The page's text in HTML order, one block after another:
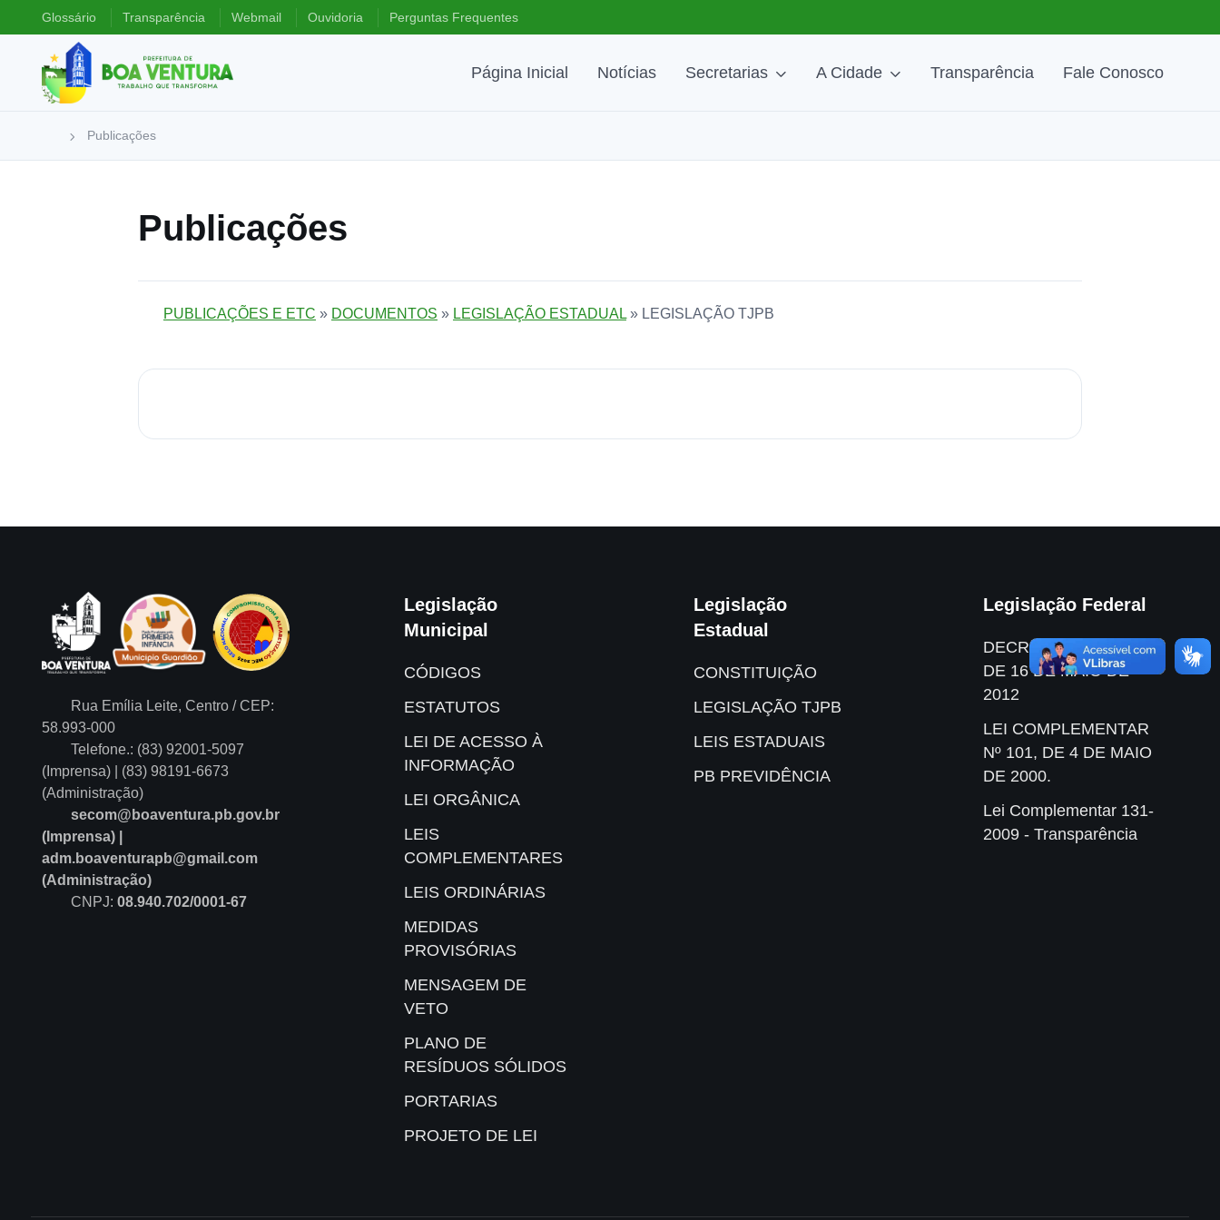
Glossário Transparência Webmail Ouvidoria Perguntas Frequentes
Página Inicial Notícias Secretarias A Cidade Transparência Fale Conosco
Publicações
Publicações
PUBLICAÇÕES E ETC » DOCUMENTOS » LEGISLAÇÃO ESTADUAL» LEGISLAÇÃO TJPB
Rua Emília Leite, Centro / CEP:
58.993-000
Telefone.: (83) 92001-5097
(Imprensa) | (83) 98191-6673
(Administração)
secom@boaventura.pb.gov.br
(Imprensa) |
adm.boaventurapb@gmail.com
(Administração)
CNPJ: 08.940.702/0001-67
Legislação
Municipal
CÓDIGOS
ESTATUTOS
LEI DE ACESSO À
INFORMAÇÃO
LEI ORGÂNICA
LEIS
COMPLEMENTARES
LEIS ORDINÁRIAS
MEDIDAS
PROVISÓRIAS
MENSAGEM DE
VETO
PLANO DE
RESÍDUOS SÓLIDOS
PORTARIAS
PROJETO DE LEI
Legislação
Estadual
CONSTITUIÇÃO
LEGISLAÇÃO TJPB
LEIS ESTADUAIS
PB PREVIDÊNCIA
Legislação Federal
DECRETO Nº 7.724,
DE 16 DE MAIO DE
2012
LEI COMPLEMENTAR
Nº 101, DE 4 DE MAIO
DE 2000.
Lei Complementar 131-
2009 - Transparência